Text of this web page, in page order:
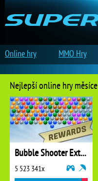
Nejlepší online hry měsíce
Bubble Shooter Extreme
5 523 341x
Online hry MMO Hry